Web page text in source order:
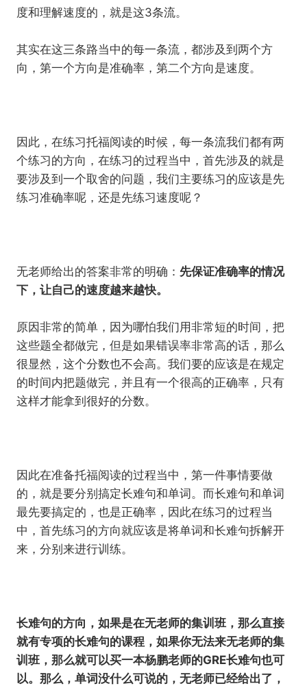
度和理解速度的，就是这3条流。
其实在这三条路当中的每一条流，都涉及到两个方
向，第一个方向是准确率，第二个方向是速度。
因此，在练习托福阅读的时候，每一条流我们都有两
个练习的方向，在练习的过程当中，首先涉及的就是
要涉及到一个取舍的问题，我们主要练习的应该是先
练习准确率呢，还是先练习速度呢？
无老师给出的答案非常的明确： 先保证准确率的情况
下，让自己的速度越来越快。
原因非常的简单，因为哪怕我们用非常短的时间，把
这些题全都做完，但是如果错误率非常高的话，那么
很显然，这个分数也不会高。我们要的应该是在规定
的时间内把题做完，并且有一个很高的正确率，只有
这样才能拿到很好的分数。
因此在准备托福阅读的过程当中，第一件事情要做
的，就是要分别搞定长难句和单词。而长难句和单词
最先要搞定的，也是正确率，因此在练习的过程当
中，首先练习的方向就应该是将单词和长难句拆解开
来，分别来进行训练。
长难句的方向，如果是在无老师的集训班，那么直接
就有专项的长难句的课程，如果你无法来无老师的集
训班，那么就可以买一本杨鹏老师的GRE长难句也可
以。那么，单词没什么可说的，无老师已经给出了，